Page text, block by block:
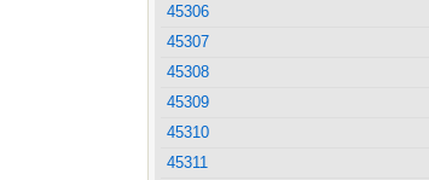
45306
45307
45308
45309
45310
45311